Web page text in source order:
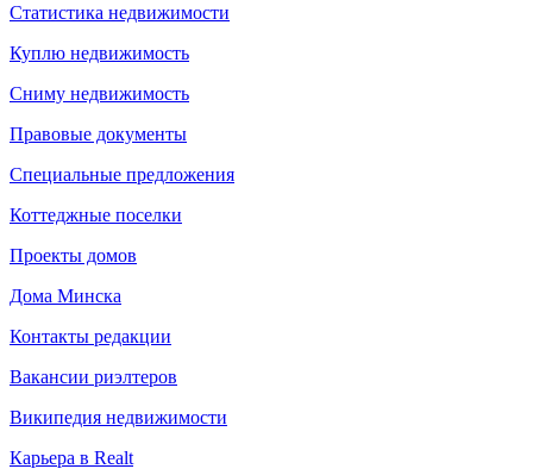
Статистика недвижимости
Куплю недвижимость
Сниму недвижимость
Правовые документы
Специальные предложения
Коттеджные поселки
Проекты домов
Дома Минска
Контакты редакции
Вакансии риэлтеров
Википедия недвижимости
Карьера в Realt